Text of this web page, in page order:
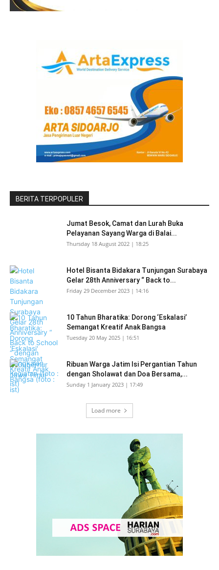
BERITA TERPOPULER
Jumat Besok, Camat dan Lurah Buka
Pelayanan Sayang Warga di Balai...
Thursday 18 August 2022 | 18:25
Hotel Bisanta Bidakara Tunjungan Surabaya
Gelar 28th Anniversary “ Back to...
Friday 29 December 2023 | 14:16
10 Tahun Bharatika: Dorong ‘Eskalasi’
Semangat Kreatif Anak Bangsa
Tuesday 20 May 2025 | 16:51
Ribuan Warga Jatim Isi Pergantian Tahun
dengan Sholawat dan Doa Bersama,...
Sunday 1 January 2023 | 17:49
Load more